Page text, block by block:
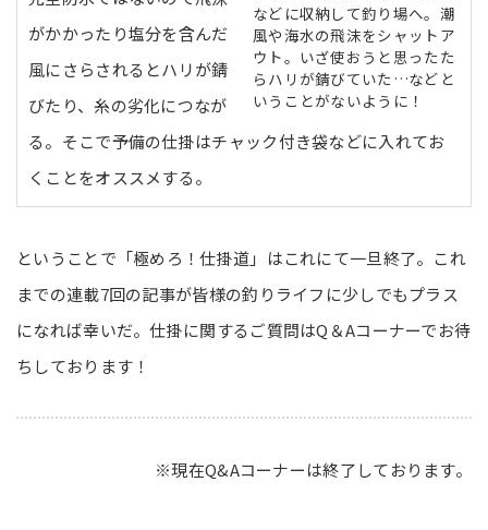
などに収納して釣り場へ。潮
風や海水の飛沫をシャットア
ウト。いざ使おうと思ったた
らハリが錆びていた…などと
いうことがないように！
がかかったり塩分を含んだ
風にさらされるとハリが錆
びたり、糸の劣化につなが
る。そこで予備の仕掛はチャック付き袋などに入れてお
くことをオススメする。
ということで「極めろ！仕掛道」はこれにて一旦終了。これ
までの連載7回の記事が皆様の釣りライフに少しでもプラス
になれば幸いだ。仕掛に関するご質問はQ＆Aコーナーでお待
ちしております！
※現在Q&Aコーナーは終了しております。